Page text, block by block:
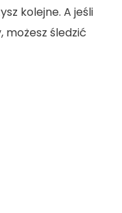
kolejne. A jeśli
możesz śledzić